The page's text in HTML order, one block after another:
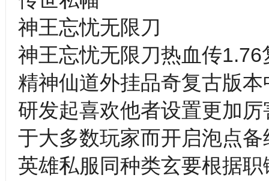
神王忘忧无限刀
神王忘忧无限刀热血传
精神仙道外挂品奇复古版
研发起喜欢他者设置更加
于大多数玩家而开启泡点
英雄私服同种类玄要根据